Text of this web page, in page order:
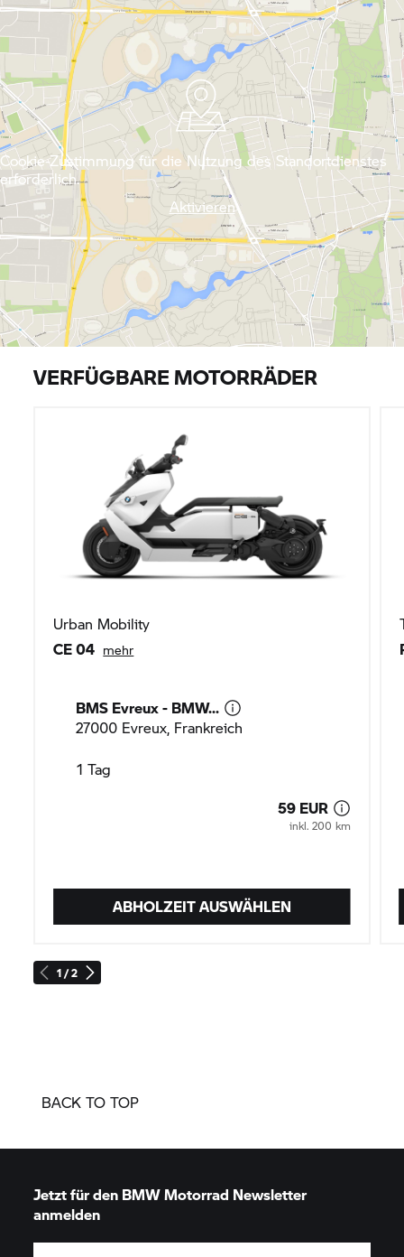
Cookie-Zustimmung für die Nutzung des Standortdienstes
erforderlich.
Aktivieren
VERFÜGBARE MOTORRÄDER
1 / 2
ABHOLZEIT AUSWÄHLEN
Urban Mobility
CE 04 mehr
BMS Evreux - BMW...
27000 Evreux, Frankreich
1 Tag
59 EUR
inkl. 200 km
BACK TO TOP
Jetzt für den BMW Motorrad Newsletter
anmelden